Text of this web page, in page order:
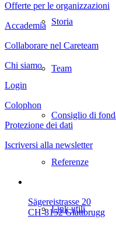
Storia
Team
Consiglio di
Referenze
Link utili
Offerte per le organizzazioni
Accademia
Collaborare nel Careteam
Chi siamo
Login
Colophon
Protezione dei dati
Iscriversi alla newsletter
Sägereistrasse 20
CH-8152 Glattbrugg